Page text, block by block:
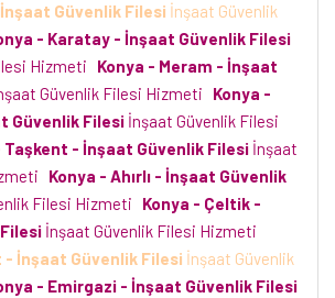
Güvenlik Filesi İnşaat Güvenlik
- Karatay - İnşaat Güvenlik Filesi
Hizmeti
Konya - Meram - İnşaat
Güvenlik Filesi Hizmeti
Konya -
Güvenlik Filesi İnşaat Güvenlik Filesi
Taşkent - İnşaat Güvenlik Filesi İnşaat
Konya - Ahırlı - İnşaat Güvenlik
Filesi Hizmeti
Konya - Çeltik -
İnşaat Güvenlik Filesi Hizmeti
- İnşaat Güvenlik Filesi İnşaat Güvenlik
- Emirgazi - İnşaat Güvenlik Filesi